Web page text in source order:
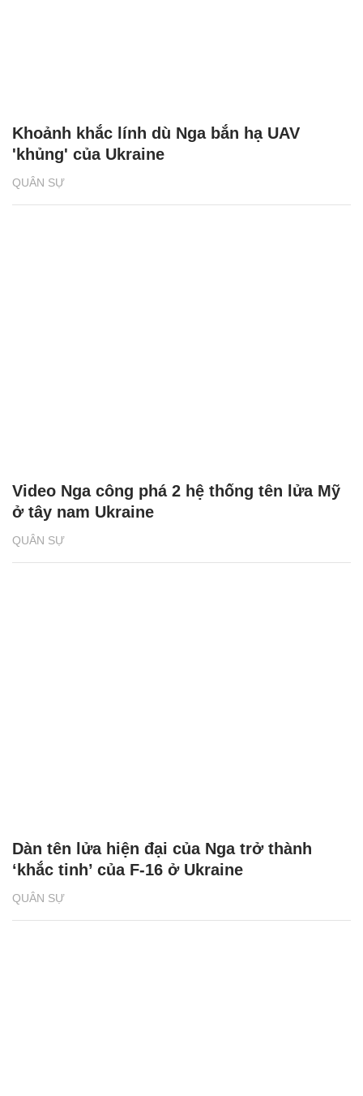
QUÂN SỰ
Khoảnh khắc lính dù Nga bắn hạ UAV
'khủng' của Ukraine
QUÂN SỰ
Video Nga công phá 2 hệ thống tên lửa Mỹ
ở tây nam Ukraine
QUÂN SỰ
Dàn tên lửa hiện đại của Nga trở thành
‘khắc tinh’ của F-16 ở Ukraine